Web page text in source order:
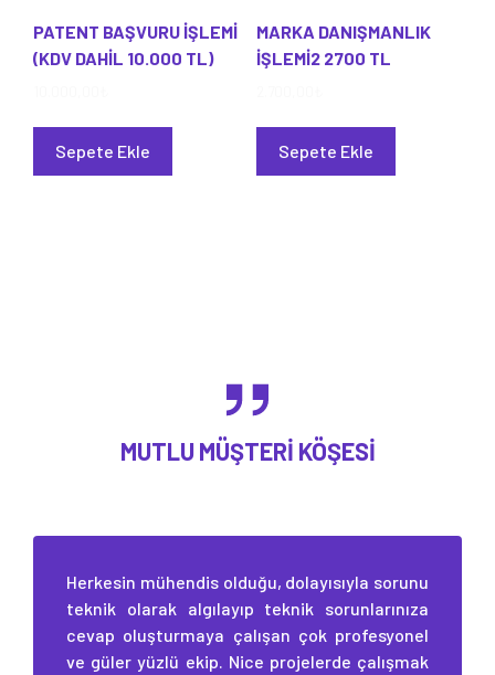
PATENT BAŞVURU İŞLEMİ
(KDV DAHİL 10.000 TL)
Sepete Ekle
MARKA DANIŞMANLIK
İŞLEMİ2 2700 TL
Sepete Ekle
MUTLU MÜŞTERI KÖŞESI
Herkesin mühendis olduğu, dolayısıyla sorunu
teknik olarak algılayıp teknik sorunlarınıza
cevap oluşturmaya çalışan çok profesyonel
ve güler yüzlü ekip. Nice projelerde çalışmak